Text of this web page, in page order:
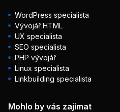
WordPress specialista
Vývojář HTML
UX specialista
SEO specialista
PHP vývojář
Linux specialista
Linkbuilding specialista
Mohlo by vás zajímat